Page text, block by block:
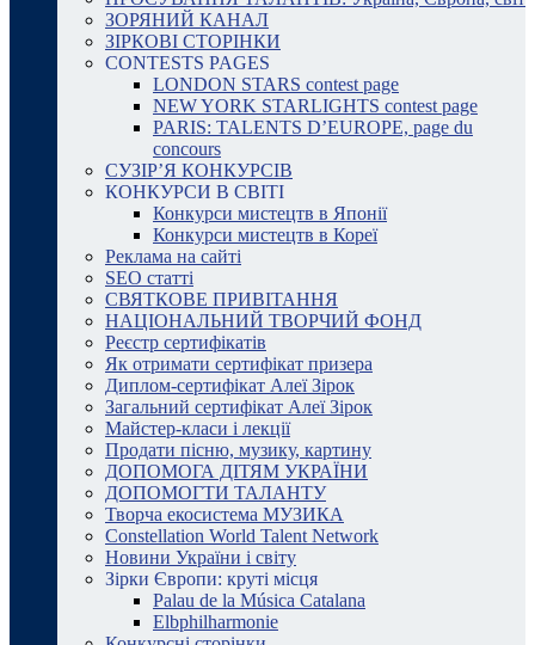
ЗОРЯНИЙ КАНАЛ
ЗІРКОВІ СТОРІНКИ
CONTESTS PAGES
LONDON STARS contest page
NEW YORK STARLIGHTS contest page
PARIS: TALENTS D’EUROPE, page du
concours
СУЗІР’Я КОНКУРСІВ
КОНКУРСИ В СВІТІ
Конкурси мистецтв в Японії
Конкурси мистецтв в Кореї
Реклама на сайті
SEO статті
СВЯТКОВЕ ПРИВІТАННЯ
НАЦІОНАЛЬНИЙ ТВОРЧИЙ ФОНД
Реєстр сертифікатів
Як отримати сертифікат призера
Диплом-сертифікат Алеї Зірок
Загальний сертифікат Алеї Зірок
Майстер-класи і лекції
Продати пісню, музику, картину
ДОПОМОГА ДІТЯМ УКРАЇНИ
ДОПОМОГТИ ТАЛАНТУ
Творча екосистема МУЗИКА
Constellation World Talent Network
Новини України і світу
Зірки Європи: круті місця
Palau de la Música Catalana
Elbphilharmonie